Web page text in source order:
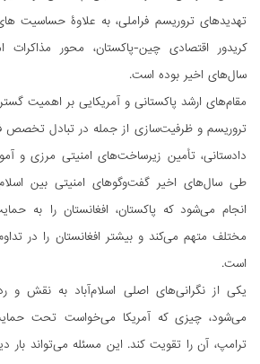
تهدیدهای تروریسم فراملی، به علاوۀ حساسیت
کریدور اقتصادی چین-پاکستان، محور
سال‌های اخیر بوده است.
مقام‌های ارشد پاکستانی و آمریکایی بر اهمیت
تروریسم و ​​ظرفیت‌سازی از جمله در تبادل
دادستانی، تأمین زیرساخت‌های امنیتی مرزی و
طی سال‌های اخیر گفت‌وگوهای امنیتی بین
انجام می‌شود که پاکستان، افغانستان را به
مختلف متهم می‌کند و بیشتر افغانستان را در
است.
یکی از نگرانی‌های اصلی اسلام‌آباد به نقش و
می‌شود، چیزی که آمریکا می‌خواست تحت
ترامپ، آن را تقویت کند. این مسئله می‌تواند بار